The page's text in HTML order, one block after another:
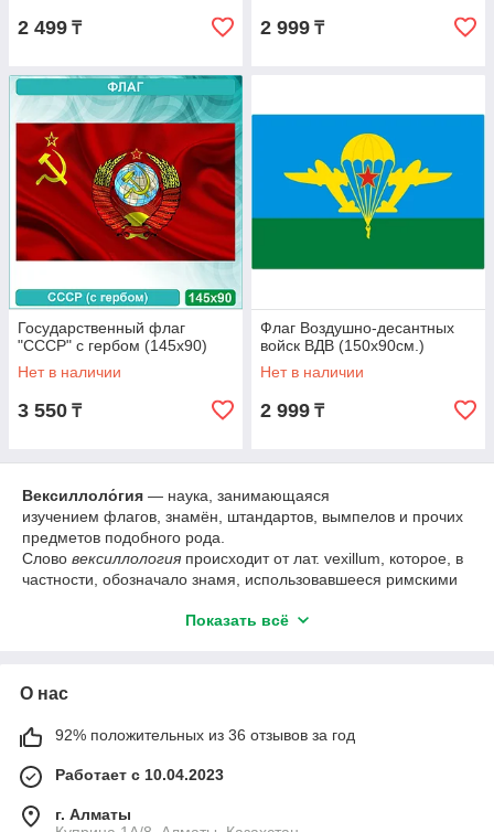
2 499 ₸ 2 999 ₸
Государственный флаг
"СССР" с гербом (145х90)
Нет в наличии
3 550 ₸
Флаг Воздушно-десантных
войск ВДВ (150х90см.)
Нет в наличии
2 999 ₸
Вексиллоло́гия — наука, занимающаяся
изучением флагов, знамён, штандартов, вымпелов и прочих
предметов подобного рода.
Слово вексиллология происходит от лат. vexillum, которое, в
частности, обозначало знамя, использовавшееся римскими
в Америке и Европе в 1960-х годах. Вскоре было основано
американский «Флаг-бюллетень», английский «Флагмастер»,
канадский «Флагскан» и другие). В 1962 г. в Нидерландах
состоялся первый международный конгресс по вопросам
вексиллологии.
Гера́льдика(гербовéдение; от лат. heraldus —
занимающаяся изучением гербов, а также традиций и
Показать всё
О нас
92% положительных из 36 отзывов за год
Работает с 10.04.2023
г. Алматы